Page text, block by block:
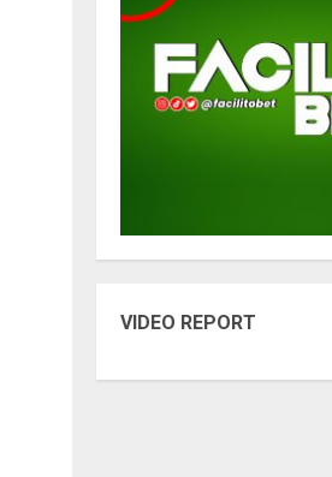
VIDEO REPORT